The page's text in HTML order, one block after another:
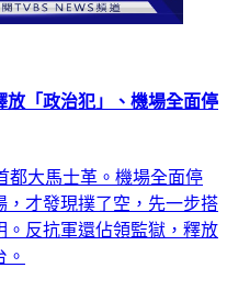
「政治犯」、機場全面停
都大馬士革。機場全面停
才發現撲了空，先一步搭
反抗軍還佔領監獄，釋放